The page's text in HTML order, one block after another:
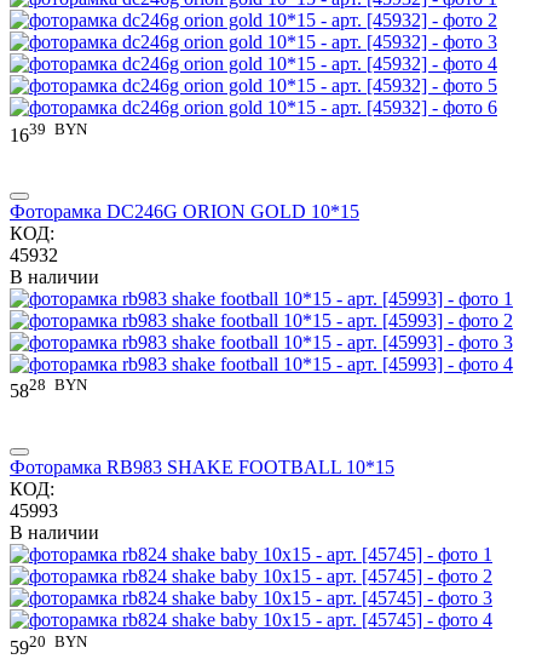
1639 BYN
Фоторамка DC246G ORION GOLD 10*15
КОД:
45932
В наличии
5828 BYN
Фоторамка RB983 SHAKE FOOTBALL 10*15
КОД:
45993
В наличии
5920 BYN